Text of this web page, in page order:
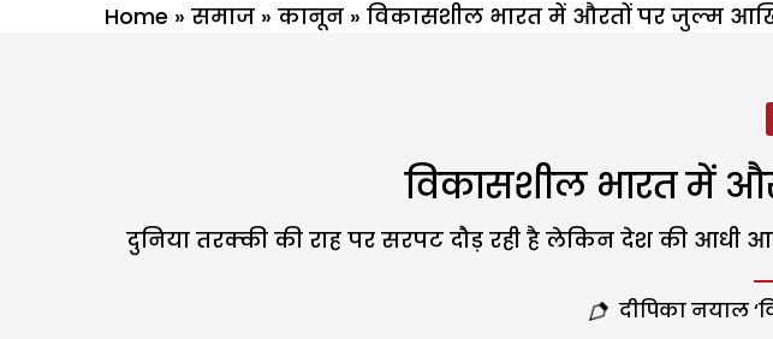
Home » समाज » कानून » विकासशील भारत में औरतों पर जुल्म
विकासशील भारत में
दुनिया तरक्की की राह पर सरपट दौड़ रही है लेकिन देश की आधी
दीपिका नयाल